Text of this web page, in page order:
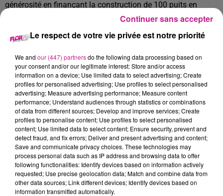
générosité en finançant la construction de 100 puits en
Afrique. Grâce à cette action, plus de 500 000 personnes
rappeler qu'aujourd'hui, dans le monde, 2,1 milliards de
Cette initiative humanitaire de la part de ce youtubeur est
véritablement remarquable et contribue de manière
significative à l'amélioration des conditions de vie de
nombreuses personnes.
TITRES DIFFUSÉS Voir plus
17h12
17h12 17h09
17h09 17h06
17h06
Le respect de votre vie privée est notre priorité
We and our (447) partnersdo the following data processing based on
your consent and/or our legitimate interest: Store and/or access
information on a device; Use limited data to select advertising; Create
profiles for personalised advertising; Use profiles to select personalised
advertising; Measure advertising performance; Measure content
performance; Understand audiences through statistics or combinations
of data from different sources; Develop and improve services; Create
profiles to personalise content; Use profiles to select personalised
content; Use limited data to select content; Ensure security, prevent and
detect fraud, and fix errors; Deliver and present advertising and content;
Save and communicate privacy choices. These technologies may
process personal data such as IP address and browsing data to offer
following functionalities: Identify devices based on information actively
requested; Use precise geolocation data; Match and combine data from
other data sources; Link different devices; Identify devices based on
information transmitted automatically.
Continuer sans accepter